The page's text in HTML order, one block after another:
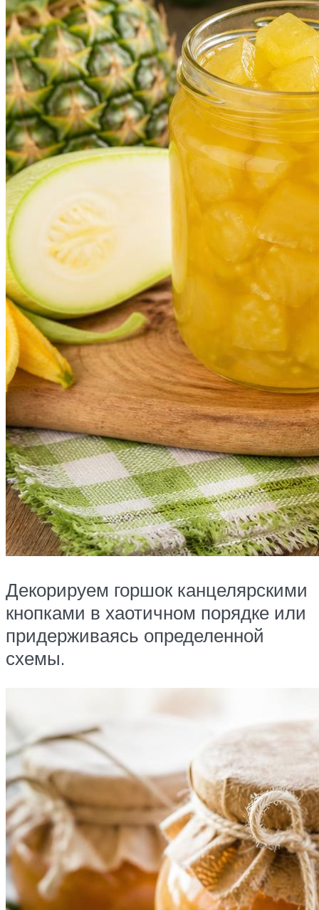
Декорируем горшок канцелярскими
кнопками в хаотичном порядке или
придерживаясь определенной
схемы.